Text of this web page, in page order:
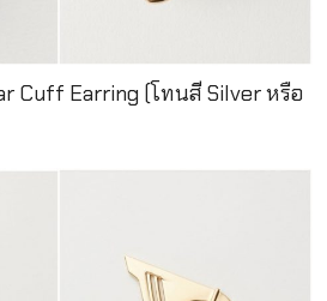
Cuff Earring (โทนสี Silver หรือ